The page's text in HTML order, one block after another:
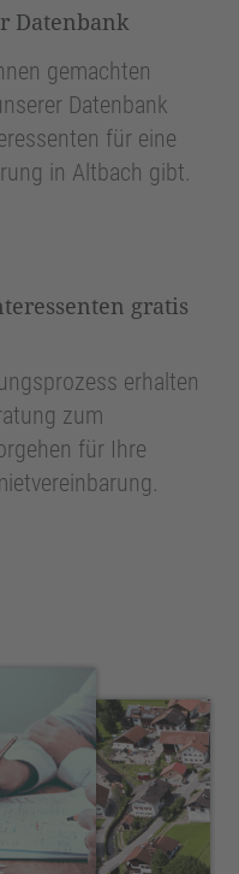
Datenbank
gemachten
Datenbank
für eine
in Altbach gibt.
gratis
erhalten
zum
für Ihre